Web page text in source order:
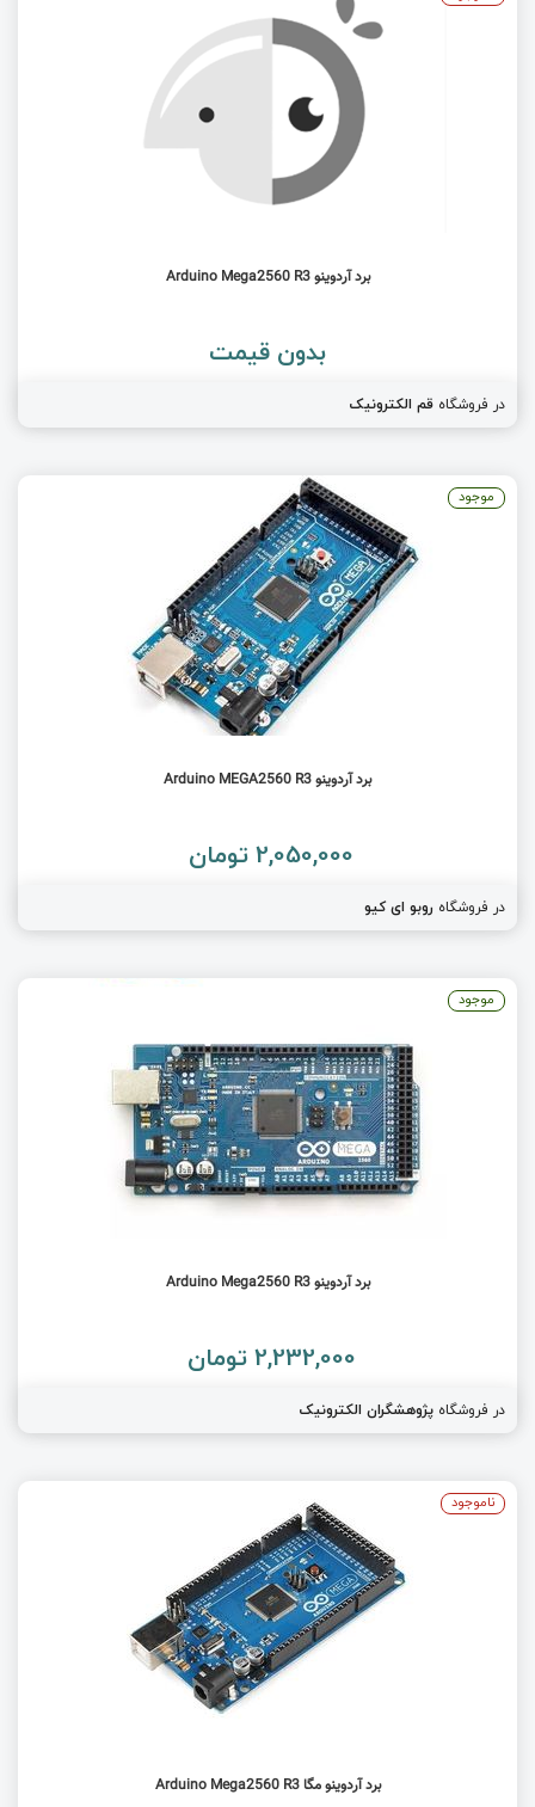
برد آردوینو Arduino Mega2560 R3
بدون قیمت
در فروشگاه قم الکترونیک
برد آردوینو Arduino MEGA2560 R3
2,050,000 تومان
در فروشگاه روبو ای کیو
موجود
برد آردوینو Arduino Mega2560 R3
2,232,000 تومان
در فروشگاه پژوهشگران الکترونیک
موجود
برد آردوینو مگا Arduino Mega2560 R3
ناموجود